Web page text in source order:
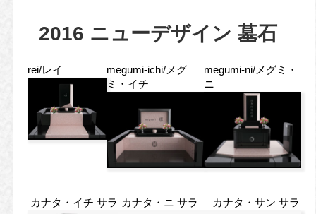
2016 ニューデザイン 墓石
rei/レイ
megumi-ichi/メグ
ミ・イチ
megumi-ni/メグミ・
ニ
カナタ・イチ サラ カナタ・ニ サラ カナタ・サン サラ